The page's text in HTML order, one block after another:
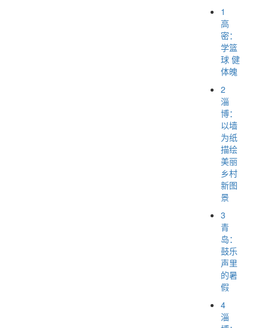
1
高
密：
学篮
球 健
体魄
2
淄
博：
以墙
为纸
描绘
美丽
乡村
新图
景
3
青
岛：
鼓乐
声里
的暑
假
4
淄